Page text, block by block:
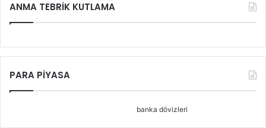
ANMA TEBRİK KUTLAMA
PARA PİYASA
banka dövizleri